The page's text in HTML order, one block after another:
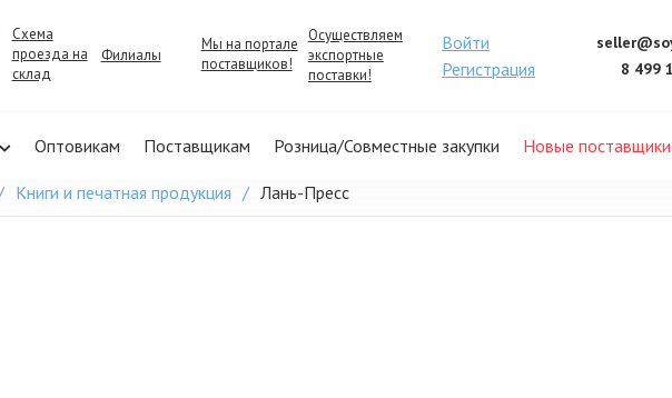
Схема
проезда на
склад
Филиалы
Мы на портале
поставщиков!
Осуществляем
экспортные
поставки!
Войти
Регистрация
8 499
Оптовикам Поставщикам Розница/Совместные закупки Новые поставщики
Книги и печатная продукция Лань-Пресс